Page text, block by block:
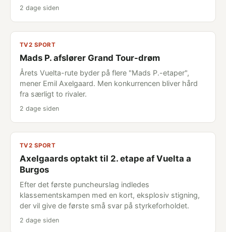
2 dage siden
TV2 SPORT
Mads P. afslører Grand Tour-drøm
Årets Vuelta-rute byder på flere "Mads P.-etaper",
mener Emil Axelgaard. Men konkurrencen bliver hård
fra særligt to rivaler.
2 dage siden
TV2 SPORT
Axelgaards optakt til 2. etape af Vuelta a
Burgos
Efter det første puncheurslag indledes
klassementskampen med en kort, eksplosiv stigning,
der vil give de første små svar på styrkeforholdet.
2 dage siden